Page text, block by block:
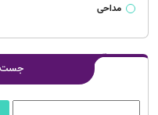
مداحی
جست